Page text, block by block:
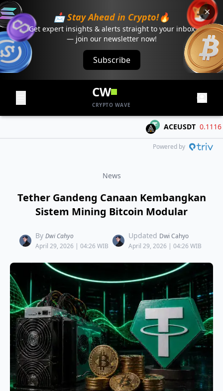
📩 Stay Ahead in Crypto!🔥
Get expert insights & alerts straight to your inbox
— join our newsletter now!
Subscribe
CW
CRYPTO WAVE
ACEUSDT 0.1116 -
Powered by
News
Tether Gandeng Canaan Kembangkan
Sistem Mining Bitcoin Modular
By Dwi Cahyo
April 29, 2026 | 04:26 WIB
Updated Dwi Cahyo
April 29, 2026 | 04:26 WIB